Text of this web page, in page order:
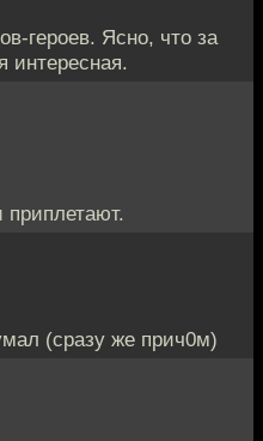
героев. Ясно, что за
интересная.
приплетают.
(сразу же прич0м)